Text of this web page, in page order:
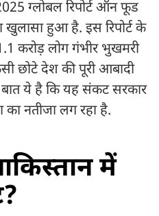
ग्लोबल रिपोर्ट ऑन फूड
खुलासा हुआ है. इस रिपोर्ट के
करोड़ लोग गंभीर भुखमरी
छोटे देश की पूरी आबादी
बात ये है कि यह संकट सरकार
नतीजा लग रहा है.
में